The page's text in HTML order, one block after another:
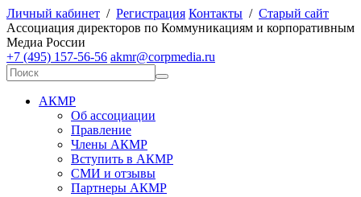
Личный кабинет / Регистрация Контакты / Старый сайт
Ассоциация директоров по Коммуникациям и корпоративным
Медиа России
+7 (495) 157-56-56 akmr@corpmedia.ru
АКМР
Об ассоциации
Правление
Члены АКМР
Вступить в АКМР
СМИ и отзывы
Партнеры АКМР